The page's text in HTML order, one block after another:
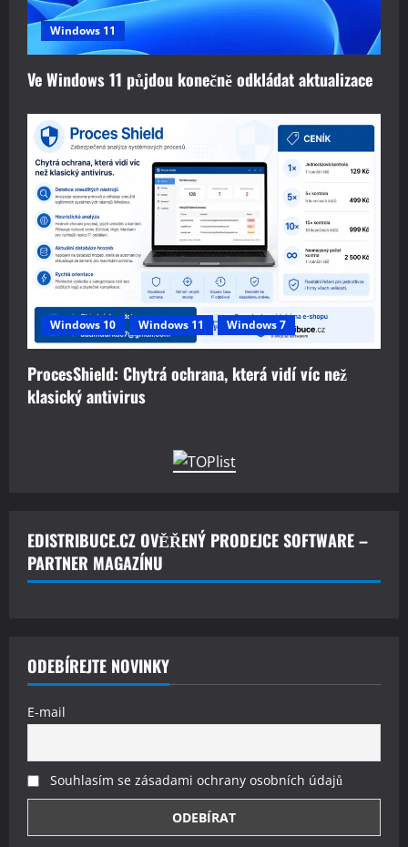
Windows 11
Ve Windows 11 půjdou konečně odkládat aktualizace
Windows 10 Windows 11 Windows 7
ProcesShield: Chytrá ochrana, která vidí víc než
klasický antivirus
EDISTRIBUCE.CZ OVĚŘENÝ PRODEJCE SOFTWARE –
PARTNER MAGAZÍNU
ODEBÍREJTE NOVINKY
E-mail
Souhlasím se zásadami ochrany osobních údajů